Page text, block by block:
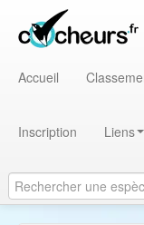
Accueil
Inscription Liens